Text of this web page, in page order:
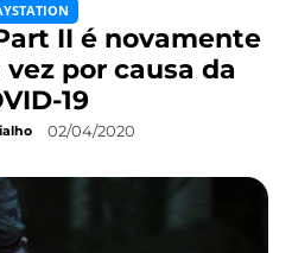
II é novamente
por causa da
19
02/04/2020